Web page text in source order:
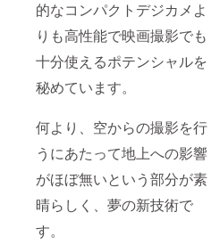
的なコンパクトデジカメよ
りも高性能で映画撮影でも
十分使えるポテンシャルを
秘めています。
何より、空からの撮影を行
うにあたって地上への影響
がほぼ無いという部分が素
晴らしく、夢の新技術で
す。